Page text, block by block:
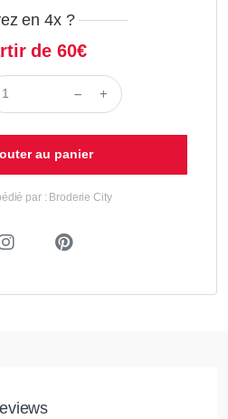
en 4x ?
de 60€
au panier
par : Broderie City